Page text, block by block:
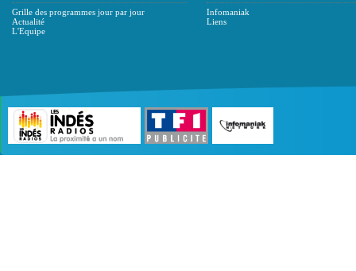
Grille des programmes jour par jour
Actualité
L'Equipe
Infomaniak
Liens